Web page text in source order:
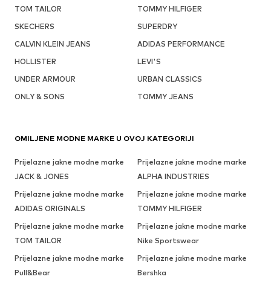
TOM TAILOR
TOMMY HILFIGER
SKECHERS
SUPERDRY
CALVIN KLEIN JEANS
ADIDAS PERFORMANCE
HOLLISTER
LEVI'S
UNDER ARMOUR
URBAN CLASSICS
ONLY & SONS
TOMMY JEANS
OMILJENE MODNE MARKE U OVOJ KATEGORIJI
Prijelazne jakne modne marke
JACK & JONES
Prijelazne jakne modne marke
ALPHA INDUSTRIES
Prijelazne jakne modne marke
ADIDAS ORIGINALS
Prijelazne jakne modne marke
TOMMY HILFIGER
Prijelazne jakne modne marke
TOM TAILOR
Prijelazne jakne modne marke
Nike Sportswear
Prijelazne jakne modne marke
Pull&Bear
Prijelazne jakne modne marke
Bershka